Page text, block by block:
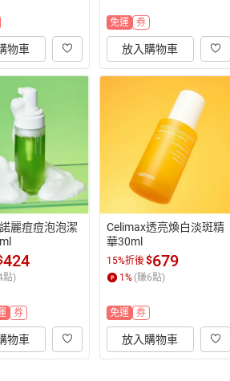
物車
免運 券
放入購物車
麗痘痘泡泡潔
424
點)
券
物車
Celimax透亮煥白淡斑精
華30ml
15%折後$679
1 % (賺6點)
免運 券
放入購物車